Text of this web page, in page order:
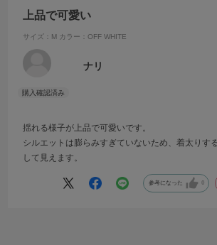
上品で可愛い
サイズ：M カラー：OFF WHITE
ナリ
揺れる様子が上品で可愛いです。
シルエットは膨らみすぎていないため、着太りす
して見えます。
参考になった 0